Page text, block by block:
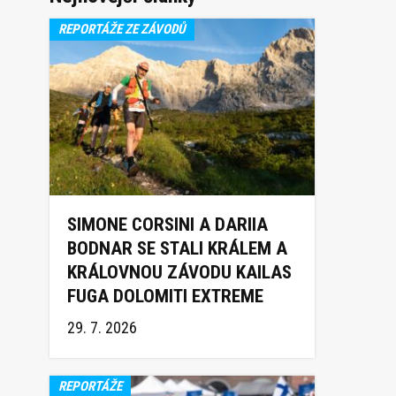
REPORTÁŽE ZE ZÁVODŮ
SIMONE CORSINI A DARIIA
BODNAR SE STALI KRÁLEM A
KRÁLOVNOU ZÁVODU KAILAS
FUGA DOLOMITI EXTREME
TRAIL 2026
29. 7. 2026
REPORTÁŽE